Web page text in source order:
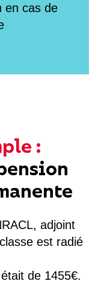
en cas de
:
adjoint
est radié
de 1455€.